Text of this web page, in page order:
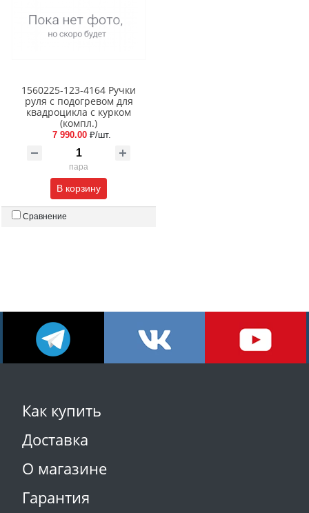
1560225-123-4164 Ручки
руля с подогревом для
квадроцикла с курком
(компл.)
7 990.00 ₽/шт.
пара
В корзину
Сравнение
Как купить
Доставка
О магазине
Гарантия